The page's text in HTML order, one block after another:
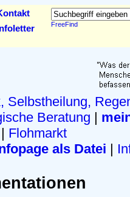
FreeFind
Selbstheilung,
Beratung |
| Flohmarkt
als Datei |